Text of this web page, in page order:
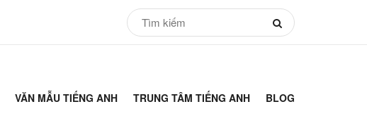
VĂN MẪU TIẾNG ANH TRUNG TÂM TIẾNG ANH BLOG